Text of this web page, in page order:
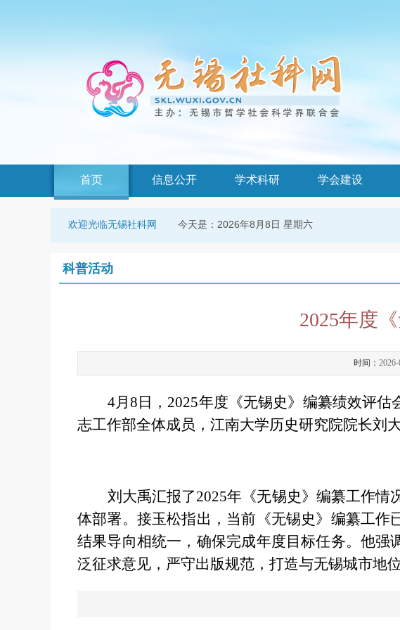
首页 信息公开 学术科研 学会建设
欢迎光临无锡社科网 今天是： 2026年8月8日 星期六
科普活动
2025年度
时间：
4月8日，2025年度《无锡史》编纂绩效评
志工作部全体成员，江南大学历史研究院院长刘
刘大禹汇报了2025年《无锡史》编纂工作
体部署。接玉松指出，当前《无锡史》编纂工作
结果导向相统一，确保完成年度目标任务。他
泛征求意见，严守出版规范，打造与无锡城市地